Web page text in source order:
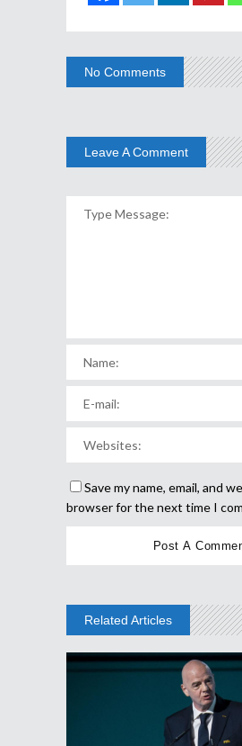
No Comments
Leave A Comment
Save my name, email, and
browser for the next time I
Related Articles